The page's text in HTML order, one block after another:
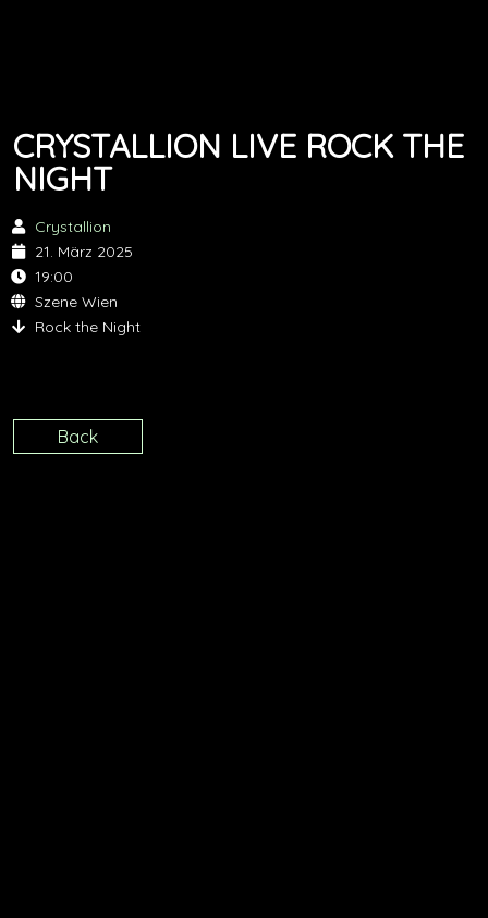
CRYSTALLION LIVE ROCK THE
NIGHT
Crystallion
21. März 2025
19:00
Szene Wien
Rock the Night
Back